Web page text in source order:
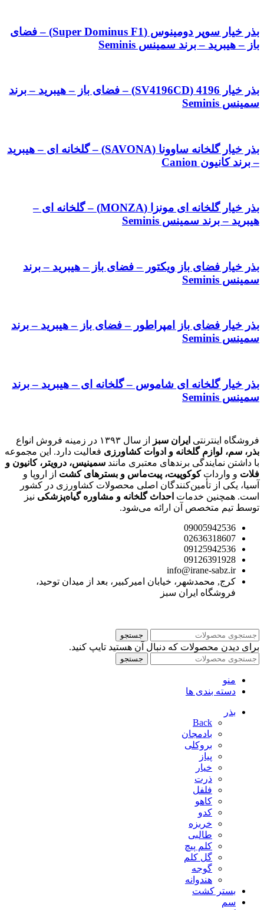
بذر خیار سوپر دومینوس (Super Dominus F1) – فضای
باز – هیبرید – برند سمینس Seminis
بذر خیار 4196 (SV4196CD) – فضای باز – هیبرید – برند
سمینس Seminis
بذر خیار گلخانه ساوونا (SAVONA) – گلخانه ای – هیبرید
– برند کانیون Canion
بذر خیار گلخانه ای مونزا (MONZA) – گلخانه ای –
هیبرید – برند سمینس Seminis
بذر خیار فضای باز ویکتور – فضای باز – هیبرید – برند
سمینس Seminis
بذر خیار فضای باز امپراطور – فضای باز – هیبرید – برند
سمینس Seminis
بذر خیار گلخانه ای شاموس – گلخانه ای – هیبرید – برند
سمینس Seminis
فروشگاه اینترنتی ایران سبز
از سال ۱۳۹۳ در زمینه فروش انواع
بذر، سم، لوازم گلخانه و ادوات کشاورزی فعالیت دارد. این مجموعه
با داشتن نمایندگی برندهای معتبری مانند سمینیس، درویتر، کانیون و
فلات و وارداتکوکوپیت، پیت‌ماس و بسترهای کشت از اروپا و
آسیا، یکی از تأمین‌کنندگان اصلی محصولات کشاورزی در کشور
است. همچنین خدمات احداث گلخانه و مشاوره گیاه‌پزشکی نیز
توسط تیم متخصص آن ارائه می‌شود.
09005942536
02636318607
09125942536
09126391928
info@irane-sabz.ir
کرج, محمدشهر، خیابان امیرکبیر، بعد از میدان توحید،
فروشگاه ایران سبز
جستجو
برای دیدن محصولات که دنبال آن هستید تایپ کنید.
جستجو
منو
دسته بندی ها
بذر
Back
بادمجان
بروکلی
پیاز
خیار
ذرت
فلفل
کاهو
کدو
خربزه
طالبی
کلم پیچ
گل کلم
گوجه
هندوانه
بستر کشت
سم